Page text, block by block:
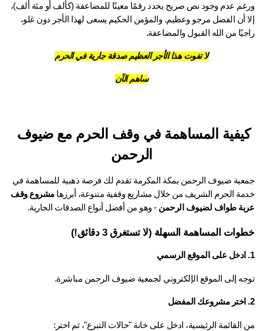
ورغم عدم وجود نص صريح يحدد رقمًا معينًا للمضاعفة (كألف أو مئة ألف)،
إلا أن الفضل مرجو وعظيم. والمؤمن الحكيم يسعى لهذا الأجر دون غلو،
من الله القبول والمضاعفة.
لا تفوت هذا الأجر العظيم صدقة جارية في الحرم
ساهم الآن
كيفية المساهمة في وقف الحرم مع ضيوف
الرحمن
جمعية ضيوف الرحمن بمكة المكرمة تقدم لك فرصة ذهبية للمساهمة في
الحرم الشريف من خلال مشاريع وقفية متنوعة، أبرزها مشروع وقف
طواف لضيوف الرحمن - وهو من أفضل أنواع الصدقات الجارية.
المساهمة السهلة (لا تستغرق 3 دقائق!)
إلى الموقع الإلكتروني لجمعية ضيوف الرحمن مباشرة.
القائمة الرئيسية، ادخل على خانة "حالات التبرع"، ثم اختر: